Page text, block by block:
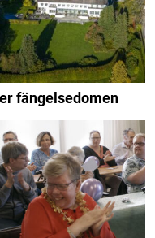
fängelsedomen